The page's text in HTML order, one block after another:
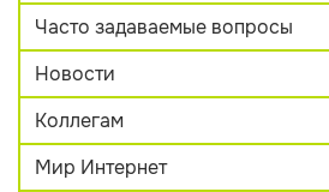
Часто задаваемые вопросы
Новости
Коллегам
Мир Интернет